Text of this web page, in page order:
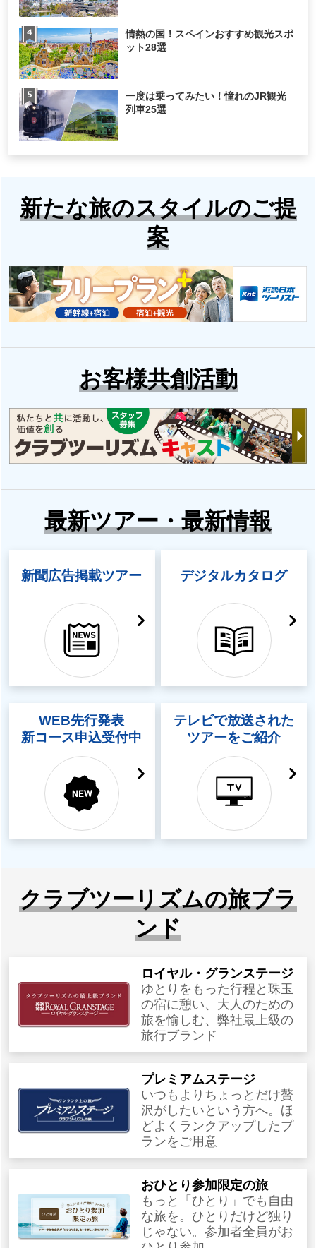
情熱の国！スペインおすすめ観光スポ
ット28選
一度は乗ってみたい！憧れのJR観光
列車25選
新たな旅のスタイルのご提
案
お客様共創活動
最新ツアー・最新情報
新聞広告掲載ツアー デジタルカタログ
WEB先行発表
新コース申込受付中
テレビで放送された
ツアーをご紹介
クラブツーリズムの旅ブラ
ンド
ロイヤル・グランステージ
ゆとりをもった行程と珠玉
の宿に憩い、大人のための
旅を愉しむ、弊社最上級の
旅行ブランド
プレミアムステージ
いつもよりちょっとだけ贅
沢がしたいという方へ。ほ
どよくランクアップしたプ
ランをご用意
おひとり参加限定の旅
もっと「ひとり」でも自由
な旅を。ひとりだけど独り
じゃない。参加者全員がお